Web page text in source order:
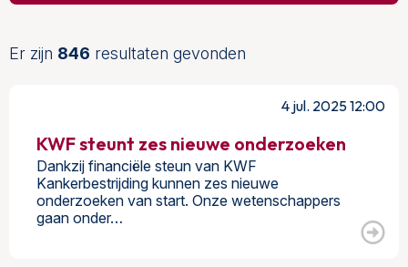
Er zijn 846 resultaten gevonden
4 jul. 2025 12:00
KWF steunt zes nieuwe onderzoeken
Dankzij financiële steun van KWF
Kankerbestrijding kunnen zes nieuwe
onderzoeken van start. Onze wetenschappers
gaan onder…